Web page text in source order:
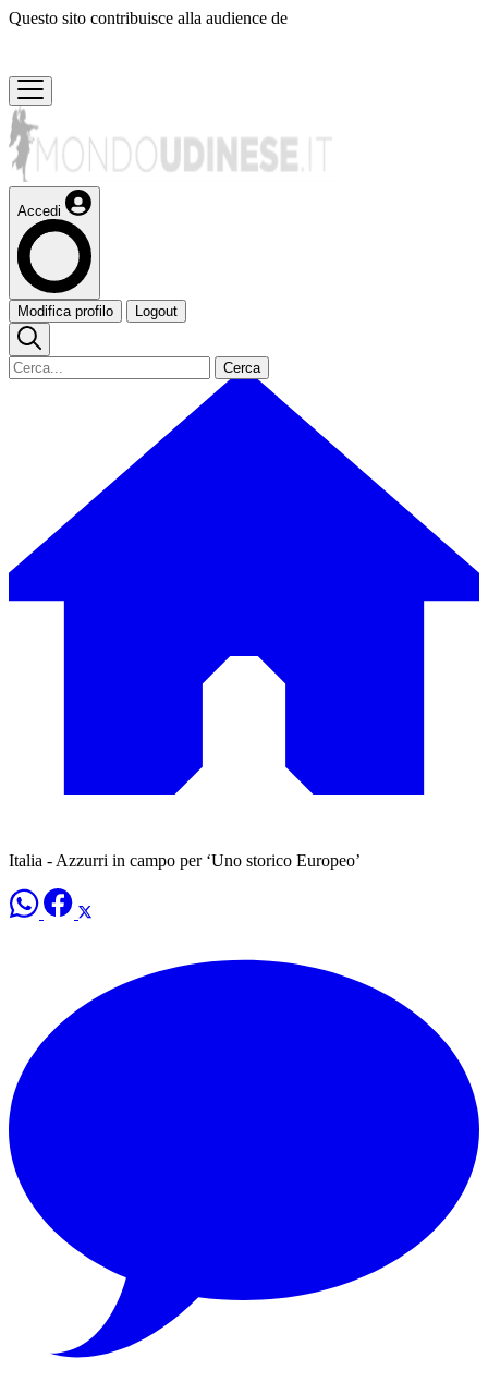
Questo sito contribuisce alla audience de
Accedi
Modifica profilo Logout
Cerca
Italia - Azzurri in campo per ‘Uno storico Europeo’